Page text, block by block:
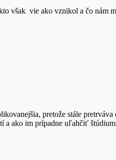
však vie ako vznikol a čo nám
pretože stále
a ako im prípadne uľahčiť